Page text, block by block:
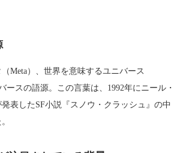
Meta）、世界を意味するユニバース
ースの語源。この言葉は、1992年にニール・
表したSF小説『スノウ・クラッシュ』の中